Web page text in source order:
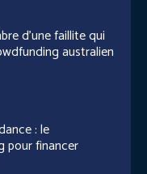
d’une faillite qui
australien
: le
pour financer